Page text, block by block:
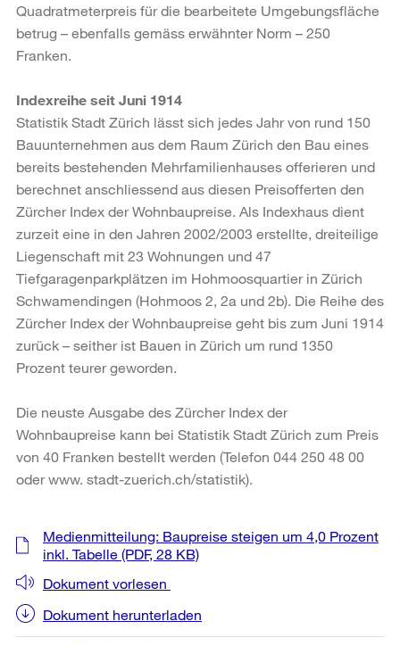
Quadratmeterpreis für die bearbeitete Umgebungsfläche
betrug – ebenfalls gemäss erwähnter Norm – 250
Franken.
Indexreihe seit Juni 1914
Statistik Stadt Zürich lässt sich jedes Jahr von rund 150
Bauunternehmen aus dem Raum Zürich den Bau eines
bereits bestehenden Mehrfamilienhauses offerieren und
berechnet anschliessend aus diesen Preisofferten den
Zürcher Index der Wohnbaupreise. Als Indexhaus dient
zurzeit eine in den Jahren 2002/2003 erstellte, dreiteilige
Liegenschaft mit 23 Wohnungen und 47
Tiefgaragenparkplätzen im Hohmoosquartier in Zürich
Schwamendingen (Hohmoos 2, 2a und 2b). Die Reihe des
Zürcher Index der Wohnbaupreise geht bis zum Juni 1914
zurück – seither ist Bauen in Zürich um rund 1350
Prozent teurer geworden.
Die neuste Ausgabe des Zürcher Index der
Wohnbaupreise kann bei Statistik Stadt Zürich zum Preis
von 40 Franken bestellt werden (Telefon 044 250 48 00
oder www. stadt-zuerich.ch/statistik).
Weitere
Informationen
Medienmitteilung: Baupreise steigen um 4,0 Prozent
inkl. Tabelle (PDF, 28 KB)
Dokument vorlesen
Dokument herunterladen